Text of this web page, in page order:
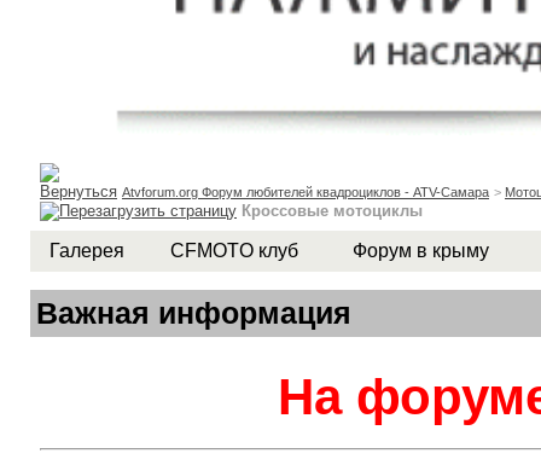
Atvforum.org Форум любителей квадроциклов - ATV-Самара >
Кроссовые мотоциклы
Галерея CFMOTO клуб Форум в крыму
Важная информация
На